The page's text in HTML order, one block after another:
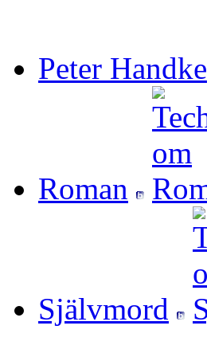
Peter Handke
Roman
Självmord